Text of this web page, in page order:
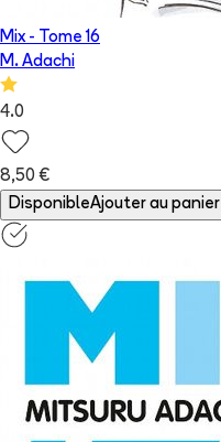
Mix- Tome 16
M. Adachi
4.0
8,50 €
DisponibleAjouter au panier